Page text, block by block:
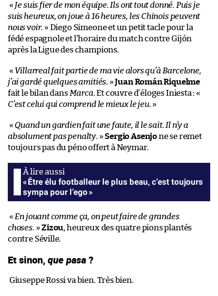
« Je suis fier de mon équipe. Ils ont tout donné. Puis je
suis heureux, on joue à 16 heures, les Chinois peuvent
nous voir. » Diego Simeone et un petit tacle pour la
fédé espagnole et l’horaire du match contre Gijón
après la Ligue des champions.
« Villarreal fait partie de ma vie alors qu’à Barcelone,
j’ai gardé quelques amitiés. »Juan Román Riquelme
fait le bilan dans Marca. Et couvre d’éloges Iniesta : «
C’est celui qui comprend le mieux le jeu. »
« Quand un gardien fait une faute, il le sait. Il n’y a
absolument pas penalty. » Sergio Asenjone se remet
toujours pas du péno offert à Neymar.
« Être élu footballeur le plus beau, c’est toujours
sympa pour l’ego »
« En jouant comme ça, on peut faire de grandes
choses. »Zizou, heureux des quatre pions plantés
contre Séville.
Et sinon,que pasa?
Giuseppe Rossi va bien. Très bien.